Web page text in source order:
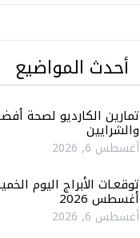
أحدث المواضيع
تمارين الكارديو لصحة
والشرايين
أغسطس 6, 2026
أغسطس 2026
أغسطس 6, 2026